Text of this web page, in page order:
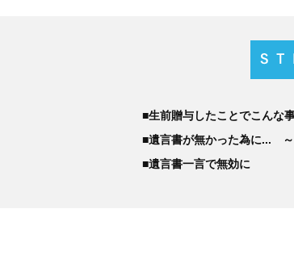
■生前贈与したことでこんな
■遺言書が無かった為に... ～
■遺言書一言で無効に